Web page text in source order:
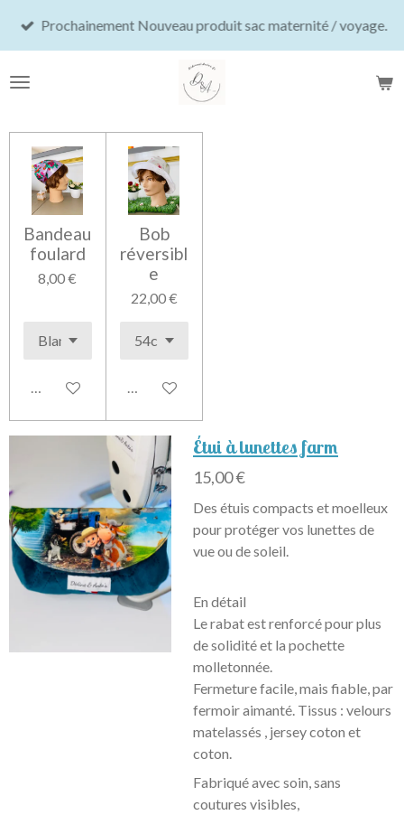
Passer
principal
Prochainement Nouveau produit sac maternité / voyage.
Bandeau
foulard
8,00 €
Ajouter au panier
Bob
réversibl
e
22,00 €
Ajouter au panier
Étui à lunettes farm
15,00 €
Des étuis compacts et moelleux
pour protéger vos lunettes de
vue ou de soleil.
En détail
Le rabat est renforcé pour plus
de solidité et la pochette
molletonnée.
Fermeture facile, mais fiable, par
fermoir aimanté. Tissus : velours
matelassés , jersey coton et
coton.
Fabriqué avec soin, sans
coutures visibles,